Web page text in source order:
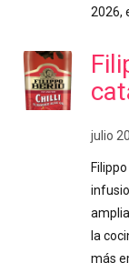
2026,
julio
la
más